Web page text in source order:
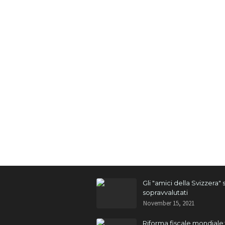
Gli "amici della Svizzera"
sopravvalutati
November 15, 2021
Riforma fiscale